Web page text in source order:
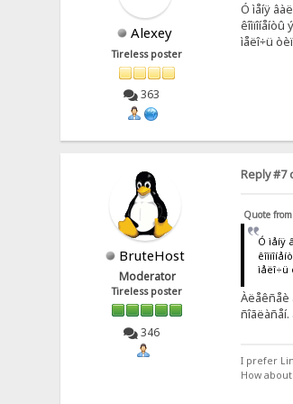
Alexey
Tireless poster
363
Ó ìåíÿ
êîìïîíåíòû
ìåëî÷ü
BruteHost
Moderator
Tireless poster
346
Reply #7
Quote
Ó ìåíÿ
ìåëî÷ü
I prefer
How about